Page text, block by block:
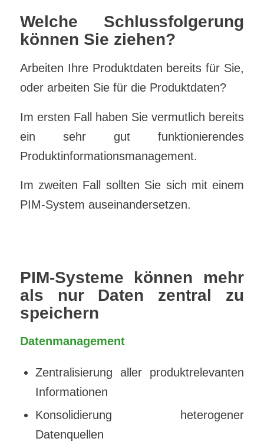
Welche Schlussfolgerung
können Sie ziehen?
Arbeiten Ihre Produktdaten bereits für Sie,
oder arbeiten Sie für die Produktdaten?
Im ersten Fall haben Sie vermutlich bereits
ein sehr gut funktionierendes
Produktinformationsmanagement.
Im zweiten Fall sollten Sie sich mit einem
PIM-System auseinandersetzen.
PIM-Systeme können mehr
als nur Daten zentral zu
speichern
Datenmanagement
Zentralisierung aller produktrelevanten
Informationen
Konsolidierung heterogener
Datenquellen